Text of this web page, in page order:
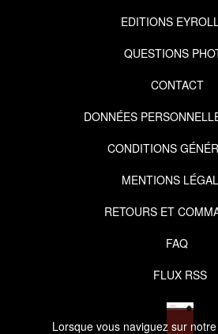
Lorsque vous naviguez sur
EDITIONS
QUESTIONS
CONTACT
DONNÉES
CONDITIONS
MENTIONS
RETOURS ET
FAQ
FLUX RSS